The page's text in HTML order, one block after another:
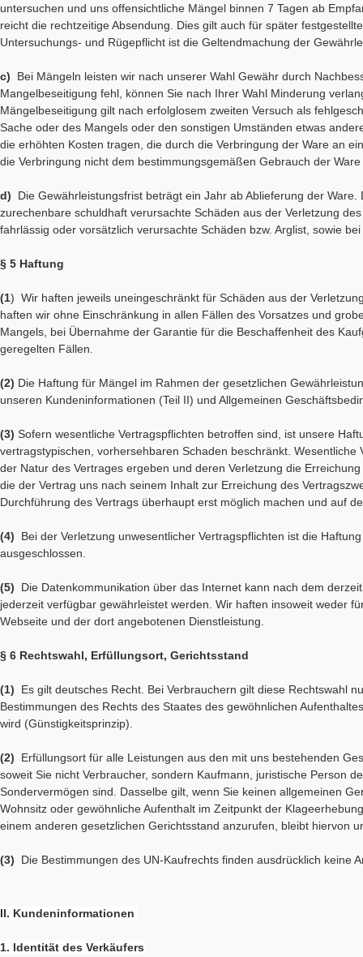
untersuchen und uns offensichtliche Mängel binnen 7 Tagen ab
reicht die rechtzeitige Absendung. Dies gilt auch für später
Untersuchungs- und Rügepflicht ist die Geltendmachung der
c) Bei Mängeln leisten wir nach unserer Wahl Gewähr durch
Mangelbeseitigung fehl, können Sie nach Ihrer Wahl Minderung
Mängelbeseitigung gilt nach erfolglosem zweiten Versuch als
Sache oder des Mangels oder den sonstigen Umständen etwas
die erhöhten Kosten tragen, die durch die Verbringung der Ware an
die Verbringung nicht dem bestimmungsgemäßen Gebrauch der
d) Die Gewährleistungsfrist beträgt ein Jahr ab Ablieferung der
zurechenbare schuldhaft verursachte Schäden aus der Verletzung
fahrlässig oder vorsätzlich verursachte Schäden bzw. Arglist, sowie
§ 5 Haftung
(1) Wir haften jeweils uneingeschränkt für Schäden aus der
haften wir ohne Einschränkung in allen Fällen des Vorsatzes und
Mangels, bei Übernahme der Garantie für die Beschaffenheit des
geregelten Fällen.
(2) Die Haftung für Mängel im Rahmen der gesetzlichen
unseren Kundeninformationen (Teil II) und Allgemeinen
(3) Sofern wesentliche Vertragspflichten betroffen sind, ist unsere
vertragstypischen, vorhersehbaren Schaden beschränkt.
der Natur des Vertrages ergeben und deren Verletzung die
die der Vertrag uns nach seinem Inhalt zur Erreichung des
Durchführung des Vertrags überhaupt erst möglich machen und auf
(4) Bei der Verletzung unwesentlicher Vertragspflichten ist die
ausgeschlossen.
(5)
Die Datenkommunikation über das Internet kann nach dem
jederzeit verfügbar gewährleistet werden. Wir haften insoweit weder
Webseite und der dort angebotenen Dienstleistung.
§ 6 Rechtswahl, Erfüllungsort, Gerichtsstand
(1)
Es gilt deutsches Recht. Bei Verbrauchern gilt diese Rechtswahl
Bestimmungen des Rechts des Staates des gewöhnlichen
wird (Günstigkeitsprinzip).
(2) Erfüllungsort für alle Leistungen aus den mit uns bestehenden
soweit Sie nicht Verbraucher, sondern Kaufmann, juristische Person
Sondervermögen sind. Dasselbe gilt, wenn Sie keinen allgemeinen
Wohnsitz oder gewöhnliche Aufenthalt im Zeitpunkt der
einem anderen gesetzlichen Gerichtsstand anzurufen, bleibt hiervon
(3) Die Bestimmungen des UN-Kaufrechts finden ausdrücklich keine
II. Kundeninformationen
1. Identität des Verkäufers